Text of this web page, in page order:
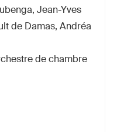
Jean-Yves
de Damas, Andréa
de chambre